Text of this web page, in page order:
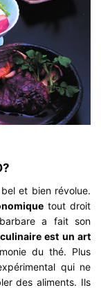
et bien révolue.
tout droit
a fait son
est un art
du thé. Plus
qui ne
des aliments. Ils